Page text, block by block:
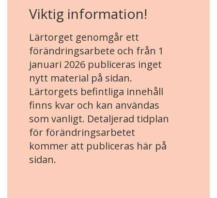
Viktig information!
Lärtorget genomgår ett
förändringsarbete och från 1
januari 2026 publiceras inget
nytt material på sidan.
Lärtorgets befintliga innehåll
finns kvar och kan användas
som vanligt. Detaljerad tidplan
för förändringsarbetet
kommer att publiceras här på
sidan.